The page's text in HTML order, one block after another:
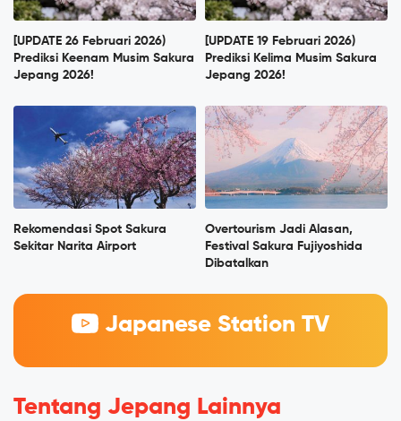
[UPDATE 26 Februari 2026)
Prediksi Keenam Musim Sakura
Jepang 2026!
[UPDATE 19 Februari 2026)
Prediksi Kelima Musim Sakura
Jepang 2026!
Rekomendasi Spot Sakura
Sekitar Narita Airport
Overtourism Jadi Alasan,
Festival Sakura Fujiyoshida
Dibatalkan
Japanese Station TV
Tentang Jepang Lainnya